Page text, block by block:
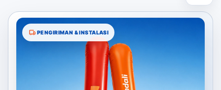
PENGIRIMAN & INSTALASI